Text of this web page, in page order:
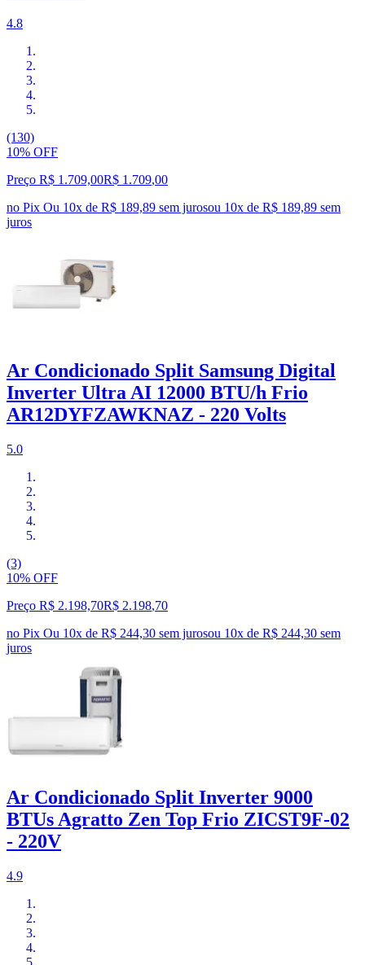
4.8
(130)
10% OFF
Preço R$ 1.709,00R$ 1.709,00
no Pix Ou 10x de R$ 189,89 sem jurosou 10x de R$ 189,89 sem
juros
Ar Condicionado Split Samsung Digital
Inverter Ultra AI 12000 BTU/h Frio
AR12DYFZAWKNAZ - 220 Volts
5.0
(3)
10% OFF
Preço R$ 2.198,70R$ 2.198,70
no Pix Ou 10x de R$ 244,30 sem jurosou 10x de R$ 244,30 sem
juros
Ar Condicionado Split Inverter 9000
BTUs Agratto Zen Top Frio ZICST9F-02
- 220V
4.9